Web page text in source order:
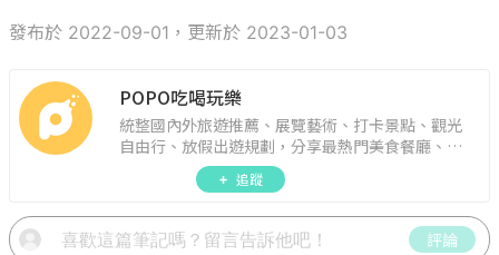
發布於 2022-09-01，更新於 2023-01-03
POPO吃喝玩樂
統整國內外旅遊推薦、展覽藝術、打卡景點、觀光
自由行、放假出遊規劃，分享最熱門美食餐廳、約
會聚餐、人氣甜點、速食手搖飲、3C科技、心理測
驗、星座運勢、生活雜貨、吃喝玩樂實用資訊。
追蹤
評論